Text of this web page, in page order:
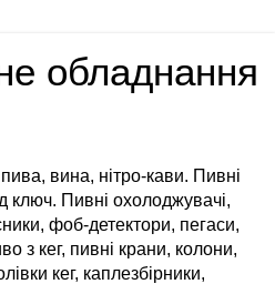
обладнання
вина, нітро-кави. Пивні
ключ. Пивні охолоджувачі,
фоб-детектори, пегаси,
з кег, пивні крани, колони,
кег, каплезбірники,